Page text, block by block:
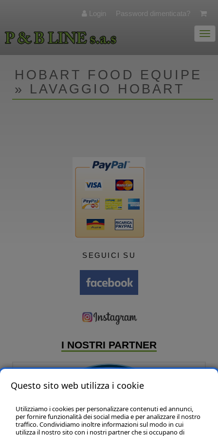
Login Password dimenticata?
HOBART FOOD EQUIPE
» LAVAGGIO HOBART
SEGUICI SU
I NOSTRI PARTNER
Questo sito web utilizza i cookie
Utilizziamo i cookies per personalizzare contenuti ed annunci,
per fornire funzionalità dei social media e per analizzare il nostro
traffico. Condividiamo inoltre informazioni sul modo in cui
utilizza il nostro sito con i nostri partner che si occupano di